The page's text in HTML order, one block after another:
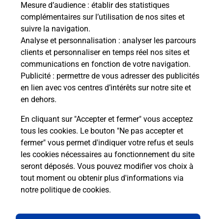
Mesure d’audience : établir des statistiques
complémentaires sur l’utilisation de nos sites et
suivre la navigation.
Analyse et personnalisation : analyser les parcours
clients et personnaliser en temps réel nos sites et
communications en fonction de votre navigation.
Publicité : permettre de vous adresser des publicités
en lien avec vos centres d’intérêts sur notre site et
en dehors.
En cliquant sur "Accepter et fermer" vous acceptez
tous les cookies. Le bouton "Ne pas accepter et
fermer" vous permet d'indiquer votre refus et seuls
les cookies nécessaires au fonctionnement du site
seront déposés. Vous pouvez modifier vos choix à
tout moment ou obtenir plus d'informations via
notre politique de cookies.
Questions fréquemment posées
Quel réseau utilise La Poste Mobile ?
Est-ce que je peux garder mon
numéro de mobile gratuitement ?
Est-ce que je peux bénéficier de la 5G
avec La Poste Mobile ?
Est-ce que je peux utiliser mon forfait